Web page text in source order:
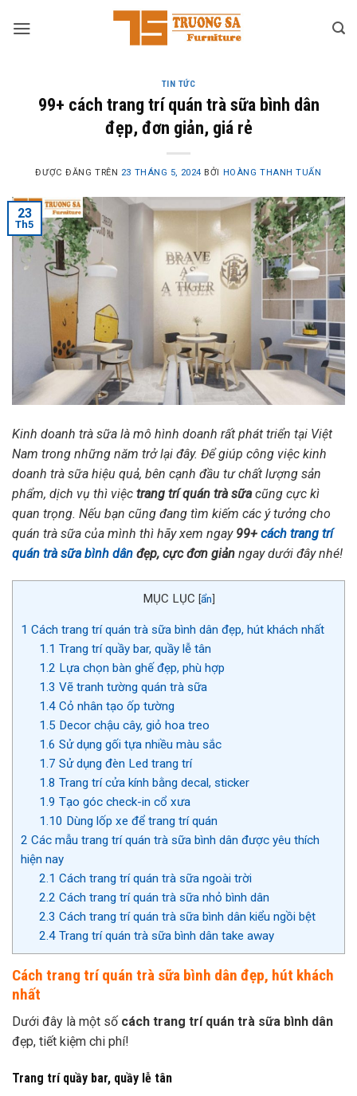
TIN TỨC
99+ cách trang trí quán trà sữa bình dân
đẹp, đơn giản, giá rẻ
ĐƯỢC ĐĂNG TRÊN 23 THÁNG 5, 2024 BỞI HOÀNG THANH TUẤN
23
Th5
Kinh doanh trà sữa là mô hình doanh rất phát triển tại Việt
Nam trong những năm trở lại đây. Để giúp công việc kinh
doanh trà sữa hiệu quả, bên cạnh đầu tư chất lượng sản
phẩm, dịch vụ thì việc trang trí quán trà sữa cũng cực kì
quan trọng. Nếu bạn cũng đang tìm kiếm các ý tưởng cho
quán trà sữa của mình thì hãy xem ngay99+ cách trang trí
quán trà sữa bình dân đẹp, cực đơn giản ngay dưới đây nhé!
MỤC LỤC [ẩn]
1 Cách trang trí quán trà sữa bình dân đẹp, hút khách nhất
1.1 Trang trí quầy bar, quầy lễ tân
1.2 Lựa chọn bàn ghế đẹp, phù hợp
1.3 Vẽ tranh tường quán trà sữa
1.4Cỏ nhân tạo ốp tường
1.5 Decor chậu cây, giỏ hoa treo
1.6 Sử dụng gối tựa nhiều màu sắc
1.7 Sử dụng đèn Led trang trí
1.8 Trang trí cửa kính bằng decal, sticker
1.9 Tạo góc check-in cổ xưa
1.10 Dùng lốp xe để trang trí quán
2 Các mẫu trang trí quán trà sữa bình dân được yêu thích
hiện nay
2.1 Cách trang trí quán trà sữa ngoài trời
2.2 Cách trang trí quán trà sữa nhỏ bình dân
2.3 Cách trang trí quán trà sữa bình dân kiểu ngồi bệt
2.4Trang trí quán trà sữa bình dân take away
Cách trang trí quán trà sữa bình dân đẹp, hút khách
nhất
Dưới đây là một số cách trang trí quán trà sữa bình dân
đẹp, tiết kiệm chi phí!
Trang trí quầy bar, quầy lễ tân